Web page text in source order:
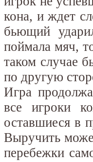
кона, и ждет
бьющий
поймала мяч,
таком случае
по другую
Игра
все игроки
оставшиеся в
Выручить
перебежки